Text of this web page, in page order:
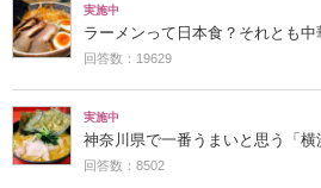
実施中
ラーメンって日本食？それとも中
回答数：19629
実施中
神奈川県で一番うまいと思う「
回答数：8502